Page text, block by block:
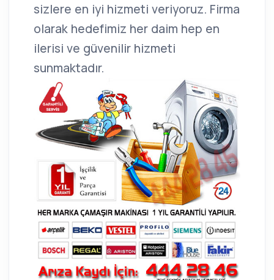
sizlere en iyi hizmeti veriyoruz. Firma
olarak hedefimiz her daim hep en
ilerisi ve güvenilir hizmeti
sunmaktadır.